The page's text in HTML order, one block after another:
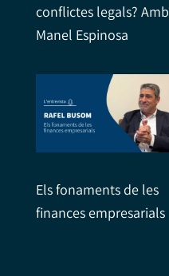
conflictes legals? Amb
Manel Espinosa
Els fonaments de les
finances empresarials